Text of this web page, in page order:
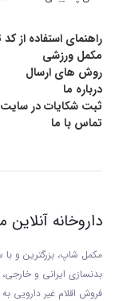
راهنمای استفاده از
مکمل ورزشی
روش های ارسال
درباره ما
ثبت شکایات در سایت
تماس با ما
داروخانه
مکمل شاپ، بزرگترین و
بدنسازی ایرانی و
فروش اقلام غیر دارویی به شماره 143/